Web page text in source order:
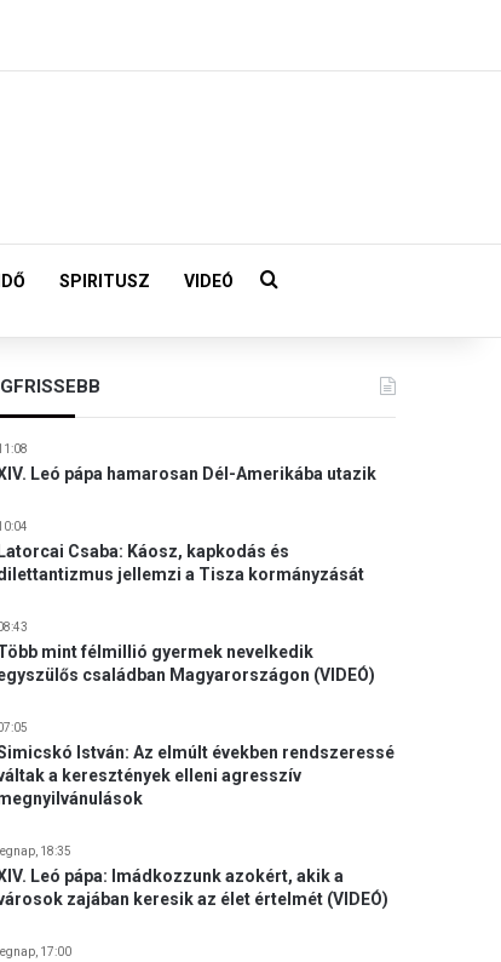
SPIRITUSZ VIDEÓ Keresés:
Leó pápa hamarosan Dél-Amerikába utazik
Latorcai Csaba: Káosz, kapkodás és
jellemzi a Tisza kormányzását
mint félmillió gyermek nevelkedik
családban Magyarországon (VIDEÓ)
István: Az elmúlt években rendszeressé
a keresztények elleni agresszív
18:35
Leó pápa: Imádkozzunk azokért, akik a
zajában keresik az élet értelmét (VIDEÓ)
17:00